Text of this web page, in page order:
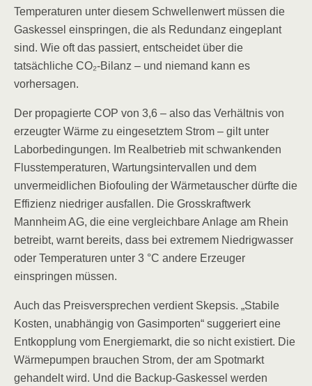
Temperaturen unter diesem Schwellenwert müssen die
Gaskessel einspringen, die als Redundanz eingeplant
sind. Wie oft das passiert, entscheidet über die
tatsächliche CO₂-Bilanz – und niemand kann es
vorhersagen.
Der propagierte COP von 3,6 – also das Verhältnis von
erzeugter Wärme zu eingesetztem Strom – gilt unter
Laborbedingungen. Im Realbetrieb mit schwankenden
Flusstemperaturen, Wartungsintervallen und dem
unvermeidlichen Biofouling der Wärmetauscher dürfte die
Effizienz niedriger ausfallen. Die Grosskraftwerk
Mannheim AG, die eine vergleichbare Anlage am Rhein
betreibt, warnt bereits, dass bei extremem Niedrigwasser
oder Temperaturen unter 3 °C andere Erzeuger
einspringen müssen.
Auch das Preisversprechen verdient Skepsis. „Stabile
Kosten, unabhängig von Gasimporten“ suggeriert eine
Entkopplung vom Energiemarkt, die so nicht existiert. Die
Wärmepumpen brauchen Strom, der am Spotmarkt
gehandelt wird. Und die Backup-Gaskessel werden